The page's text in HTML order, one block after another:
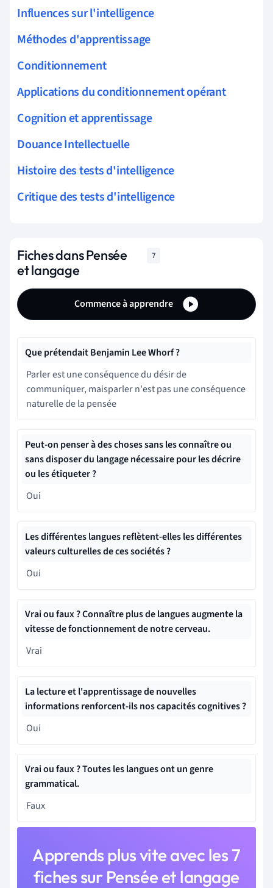
Influences sur l'intelligence
Méthodes d'apprentissage
Conditionnement
Applications du conditionnement opérant
Cognition et apprentissage
Douance Intellectuelle
Histoire des tests d'intelligence
Critique des tests d'intelligence
Fiches dans Pensée
et langage
7
Commence à apprendre
Que prétendait Benjamin Lee Whorf ?
Parler est une conséquence du désir de
communiquer, maisparler n'est pas une conséquence
naturelle de la pensée
Peut-on penser à des choses sans les connaître ou
sans disposer du langage nécessaire pour les décrire
ou les étiqueter ?
Oui
Les différentes langues reflètent-elles les différentes
valeurs culturelles de ces sociétés ?
Oui
Vrai ou faux ? Connaître plus de langues augmente la
vitesse de fonctionnement de notre cerveau.
Vrai
La lecture et l'apprentissage de nouvelles
informations renforcent-ils nos capacités cognitives ?
Oui
Vrai ou faux ? Toutes les langues ont un genre
grammatical.
Faux
Apprends plus vite avec les 7
fiches sur Pensée et langage